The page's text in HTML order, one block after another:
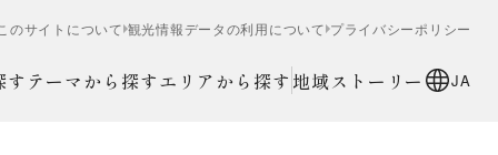
のサイトについて 観光情報データの利用について プライバシーポリシー
す テーマから探すエリアから探す 地域ストーリー JA